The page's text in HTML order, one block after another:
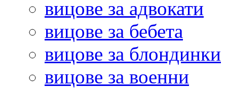
вицове за адвокати
вицове за бебета
вицове за блондинки
вицове за военни